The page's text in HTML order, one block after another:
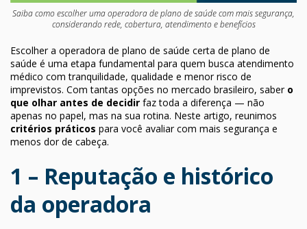
Saiba como escolher uma operadora de plano de saúde com mais segurança,
considerando rede, cobertura, atendimento e benefícios
Escolher a operadora de plano de saúde certa de plano de
saúde é uma etapa fundamental para quem busca atendimento
médico com tranquilidade, qualidade e menor risco de
imprevistos. Com tantas opções no mercado brasileiro, saber o
que olhar antes de decidir faz toda a diferença — não
apenas no papel, mas na sua rotina. Neste artigo, reunimos
critérios práticos para você avaliar com mais segurança e
menos dor de cabeça.
1 – Reputação e histórico
da operadora